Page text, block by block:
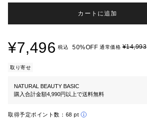
カートに追加
¥7,496 税込 50%OFF 通常価格¥14,993
取り寄せ
NATURAL BEAUTY BASIC
購入合計金額4,990円以上で送料無料
取得予定ポイント数： 68 pt